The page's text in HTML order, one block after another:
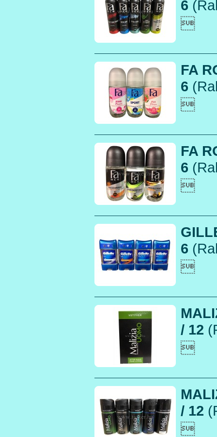
6

FA
6

FA
6

6

/ 12

/ 12
